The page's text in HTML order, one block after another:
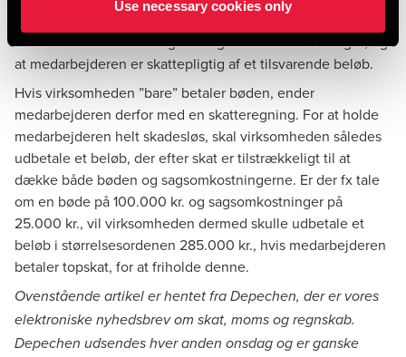
Use necessary cookies only
om en Uber-chauffør. Det betyder, at
virksomheden har fradrag for udgiften som en lønudgift, og
at medarbejderen er skattepligtig af et tilsvarende beløb.
Hvis virksomheden ”bare” betaler bøden, ender
medarbejderen derfor med en skatteregning. For at holde
medarbejderen helt skadesløs, skal virksomheden således
udbetale et beløb, der efter skat er tilstrækkeligt til at
dække både bøden og sagsomkostningerne. Er der fx tale
om en bøde på 100.000 kr. og sagsomkostninger på
25.000 kr., vil virksomheden dermed skulle udbetale et
beløb i størrelsesordenen 285.000 kr., hvis medarbejderen
betaler topskat, for at friholde denne.
Ovenstående artikel er hentet fra Depechen, der er vores
elektroniske nyhedsbrev om skat, moms og regnskab.
Depechen udsendes hver anden onsdag og er ganske